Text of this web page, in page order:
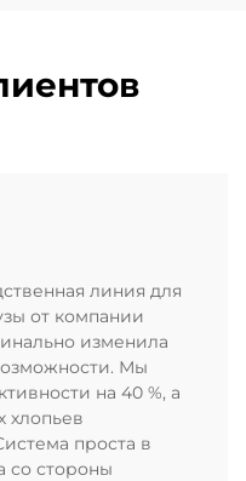
линия для
от компании
изменила
Мы
на 40 %, а
хлопьев
проста в
со стороны